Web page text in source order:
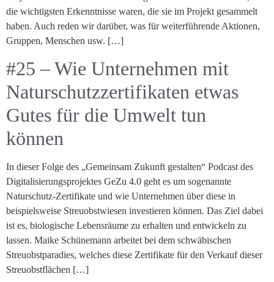
die wichtigsten Erkenntnisse waren, die sie im Projekt gesammelt
haben. Auch reden wir darüber, was für weiterführende Aktionen,
Gruppen, Menschen usw. […]
#25 – Wie Unternehmen mit
Naturschutzzertifikaten etwas
Gutes für die Umwelt tun
können
In dieser Folge des „Gemeinsam Zukunft gestalten“ Podcast des
Digitalisierungsprojektes GeZu 4.0 geht es um sogenannte
Naturschutz-Zertifikate und wie Unternehmen über diese in
beispielsweise Streuobstwiesen investieren können. Das Ziel dabei
ist es, biologische Lebensräume zu erhalten und entwickeln zu
lassen. Maike Schünemann arbeitet bei dem schwäbischen
Streuobstparadies, welches diese Zertifikate für den Verkauf dieser
Streuobstflächen […]